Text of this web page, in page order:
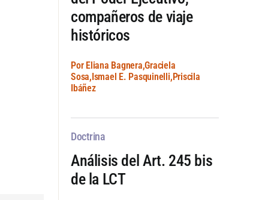
compañeros de viaje
históricos
Por Eliana Bagnera,Graciela
Sosa,Ismael E. Pasquinelli,Priscila
Ibáñez
Doctrina
Análisis del Art. 245 bis
de la LCT